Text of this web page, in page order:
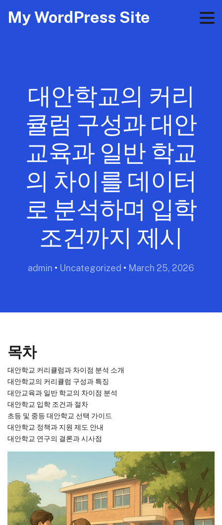
My WordPress Site
대안학교의 커리
큘럼 구성과 대안
교육과 일반 학교
의 차이를 데이터
로 분석하며 입학
조건까지 제시
admin • Uncategorized • March 25, 2026
목차
대안학교 커리큘럼과 차이점 분석 소개
대안학교의 커리큘럼 구성과 특징
대안교육과 일반 학교의 차이점 분석
대안학교 입학 조건과 절차
초등 및 중등 대안학교 선택 가이드
대안학교 정책과 지원 제도 안내
대안학교 연구의 결론과 시사점